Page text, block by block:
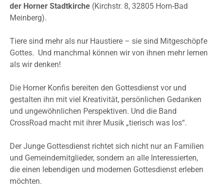
der Horner Stadtkirche (Kirchstr. 8, 32805 Horn-Bad
Meinberg).
Tiere sind mehr als nur Haustiere – sie sind Mitgeschöpfe
Gottes. Und manchmal können wir von ihnen mehr lernen
als wir denken!
Die Horner Konfis bereiten den Gottesdienst vor und
gestalten ihn mit viel Kreativität, persönlichen Gedanken
und ungewöhnlichen Perspektiven. Und die Band
CrossRoad macht mit ihrer Musik „tierisch was los“.
Der Junge Gottesdienst richtet sich nicht nur an Familien
und Gemeindemitglieder, sondern an alle Interessierten,
die einen lebendigen und modernen Gottesdienst erleben
möchten.